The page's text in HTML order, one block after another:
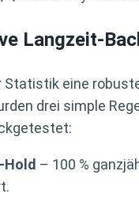
Langzeit-
Statistik eine
drei simple
Hold – 100 %